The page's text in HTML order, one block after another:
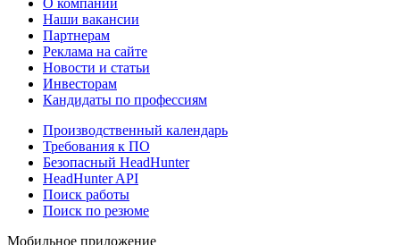
Наши вакансии
Партнерам
Реклама на сайте
Новости и статьи
Инвесторам
Кандидаты по профессиям
Производственный календарь
Требования к ПО
Безопасный HeadHunter
HeadHunter API
Поиск работы
Поиск по резюме
Мобильное приложение